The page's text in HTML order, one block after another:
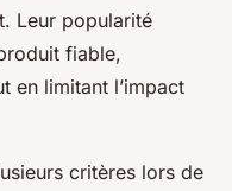
Leur popularité
fiable,
en limitant l’impact
critères lors de